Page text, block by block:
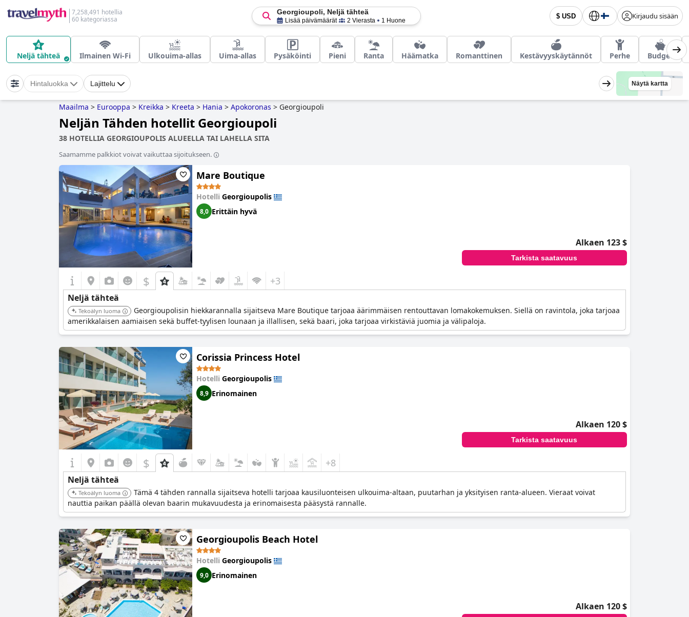
7,258,491 hotellia
60 kategoriassa
$ USD Kirjaudu sisään
Georgioupoli, Neljä tähteä
Lisää päivämäärät 2 Vierasta 1 Huone
Neljä tähteä Ilmainen Wi-Fi Ulkouima-allas Uima-allas Pysäköinti Pieni Ranta Häämatka Romanttinen Kestävyyskäytännöt Perhe Budget
Hintaluokka Lajittelu Näytä kartta
Maailma > Eurooppa > Kreikka > Kreeta > Hania > Apokoronas > Georgioupoli
Neljän Tähden hotellit Georgioupoli
38 HOTELLIA GEORGIOUPOLIS ALUEELLA TAI LAHELLA SITA
Saamamme palkkiot voivat vaikuttaa sijoitukseen.
Mare Boutique
Hotelli Georgioupolis
8,0 Erittäin hyvä
Alkaen 123 $
Tarkista saatavuus
$ +3
Neljä tähteä
Tekoälyn luoma
Georgioupolisin hiekkarannalla sijaitseva Mare Boutique tarjoaa äärimmäisen rentouttavan lomakokemuksen. Siellä on ravintola, joka tarjoaa
amerikkalaisen aamiaisen sekä buffet-tyylisen lounaan ja illallisen, sekä baari, joka tarjoaa virkistäviä juomia ja välipaloja.
Corissia Princess Hotel
Hotelli Georgioupolis
8,9 Erinomainen
Alkaen 120 $
Tarkista saatavuus
$ +8
Neljä tähteä
Tekoälyn luoma
Tämä 4 tähden rannalla sijaitseva hotelli tarjoaa kausiluonteisen ulkouima-altaan, puutarhan ja yksityisen ranta-alueen. Vieraat voivat
nauttia paikan päällä olevan baarin mukavuudesta ja erinomaisesta pääsystä rannalle.
Georgioupolis Beach Hotel
Hotelli Georgioupolis
9,0 Erinomainen
Alkaen 120 $